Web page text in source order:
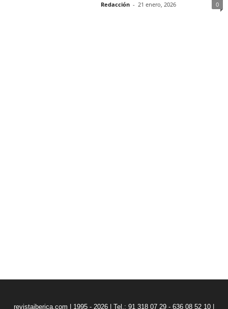
Redacción - 21 enero, 2026 0
revistaiberica.com | 1995 - 2026 | Tel.: 91 318 07 29 - 636 08 52 10 |